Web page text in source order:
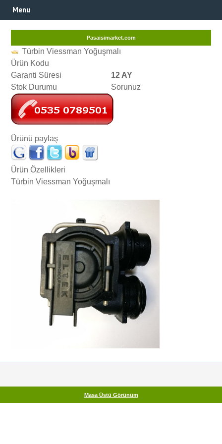
Menu
Pasaisimarket.com
Türbin Viessman Yoğuşmalı
Ürün Kodu
Garanti Süresi
12 AY
Stok Durumu
Sorunuz
Ürünü paylaş
Ürün Özellikleri
Türbin Viessman Yoğuşmalı
Masa Üstü Görünüm